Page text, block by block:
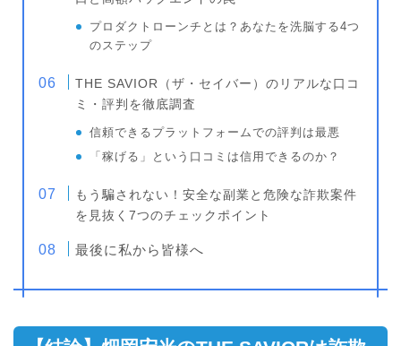
プロダクトローンチとは？あなたを洗脳する4つ
のステップ
THE SAVIOR（ザ・セイバー）のリアルな口コ
ミ・評判を徹底調査
信頼できるプラットフォームでの評判は最悪
「稼げる」という口コミは信用できるのか？
もう騙されない！安全な副業と危険な詐欺案件
を見抜く7つのチェックポイント
最後に私から皆様へ